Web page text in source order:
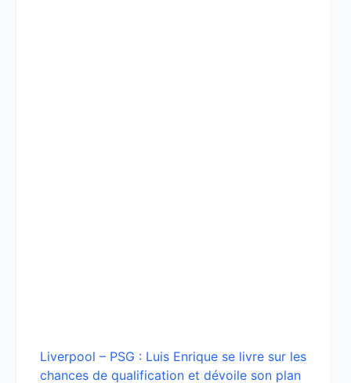
Liverpool – PSG : Luis Enrique se livre sur les
chances de qualification et dévoile son plan